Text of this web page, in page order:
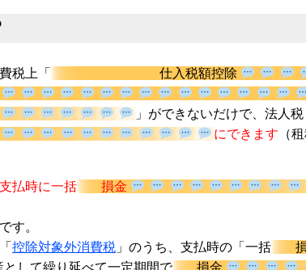
税上「 仕入税額控除
」ができないだけで
にで
支払時に一括 損金
す。
控除対象外消費税 」のうち、支払時の「一括
産として繰り延べて一定期間で
損金